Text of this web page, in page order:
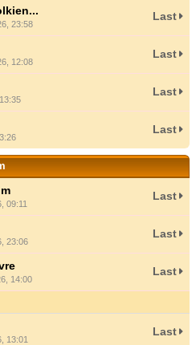
23:58
Last
12:08
Last
Last
Last
09:11
Last
23:06
Last
14:00
Last
13:01
Last